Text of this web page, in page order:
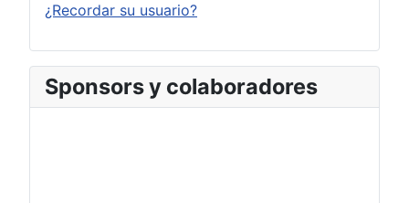
¿Recordar su usuario?
Sponsors y colaboradores